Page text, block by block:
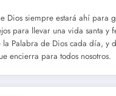
Dios siempre estará ahí para
para llevar una vida santa y
Palabra de Dios cada día, y
encierra para todos nosotros.